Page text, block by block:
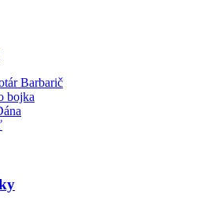
Barbarič
bojka